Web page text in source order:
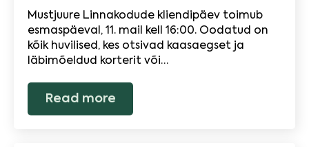
Mustjuure Linnakodude kliendipäev toimub
esmaspäeval, 11. mail kell 16:00. Oodatud on
kõik huvilised, kes otsivad kaasaegset ja
läbimõeldud korterit või…
Read more